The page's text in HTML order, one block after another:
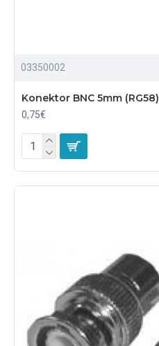
03350002
Konektor BNC 5mm (RG58)
0,75€